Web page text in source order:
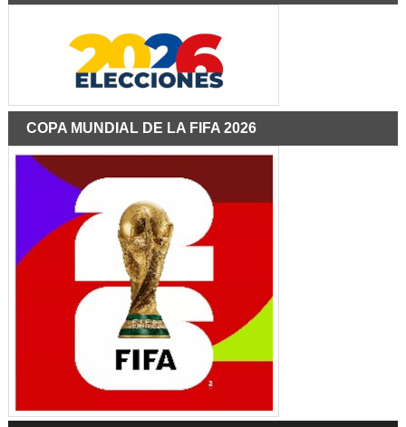
COPA MUNDIAL DE LA FIFA 2026